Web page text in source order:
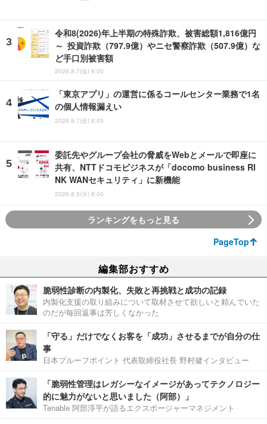
令和8(2026)年上半期の特殊詐欺、被害総額1,816億円
～ 投資詐欺（797.9億）やニセ警察詐欺（507.9億）な
ど手口別被害額
2026.8.7(金) 8:00
「東京アプリ」の運営に係るコールセンター業務で1名
の個人情報漏えい
2026.8.7(金) 8:05
委託先やグループ会社の脅威をWebとメールで即座に
共有、NTTドコモビジネスが「docomo business RI
NK WANセキュリティ」に新機能
2026.8.5(水) 8:00
ランキングをもっと見る
PageTop
編集部おすすめ
脆弱性診断の内製化、失敗と再挑戦と成功の記録
内製化支援の取り組みについて取材させて欲しいと頼んでいた
のだが毎回返事は芳しくなかった
「守る」だけでなくお客を「成功」させるまでが自分の仕
事
日本プルーフポイント 代表取締役社長 野村健インタビュー
「脆弱性管理はレガシーなイメージがあってテクノロジー
的に魅力がないと思いました（阿部）」
Tenable 阿部淳平が語るエクスポージャーマネジメント